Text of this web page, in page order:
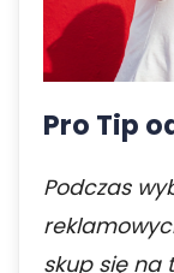
Pro Tip
Podczas
skup się na